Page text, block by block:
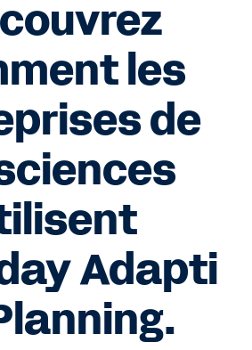
un essai gratuit
les
de
Adapti